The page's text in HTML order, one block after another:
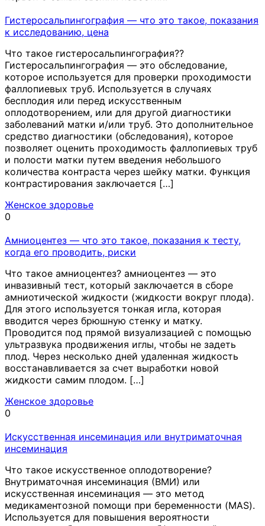
Гистеросальпингография — что это такое, показания
к исследованию, цена
Что такое гистеросальпингография??
Гистеросальпингография — это обследование,
которое используется для проверки проходимости
фаллопиевых труб. Используется в случаях
бесплодия или перед искусственным
оплодотворением, или для другой диагностики
заболеваний матки и/или труб. Это дополнительное
средство диагностики (обследования), которое
позволяет оценить проходимость фаллопиевых труб
и полости матки путем введения небольшого
количества контраста через шейку матки. Функция
контрастирования заключается […]
Женское здоровье
0
Амниоцентез — что это такое, показания к тесту,
когда его проводить, риски
Что такое амниоцентез? амниоцентез — это
инвазивный тест, который заключается в сборе
амниотической жидкости (жидкости вокруг плода).
Для этого используется тонкая игла, которая
вводится через брюшную стенку и матку.
Проводится под прямой визуализацией с помощью
ультразвука продвижения иглы, чтобы не задеть
плод. Через несколько дней удаленная жидкость
восстанавливается за счет выработки новой
жидкости самим плодом. […]
Женское здоровье
0
Искусственная инсеминация или внутриматочная
инсеминация
Что такое искусственное оплодотворение?
Внутриматочная инсеминация (ВМИ) или
искусственная инсеминация — это метод
медикаментозной помощи при беременности (MAS).
Используется для повышения вероятности